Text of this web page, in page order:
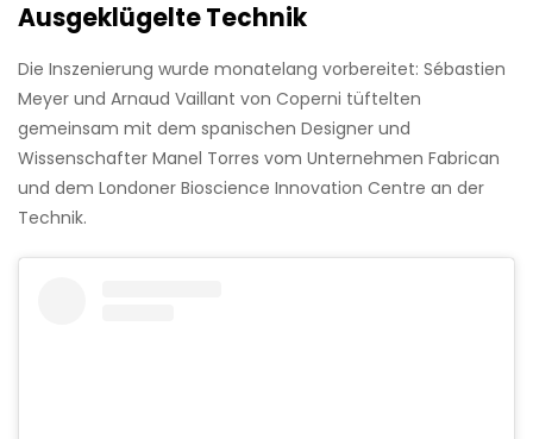
Ausgeklügelte Technik
Die Inszenierung wurde monatelang vorbereitet: Sébastien
Meyer und Arnaud Vaillant von Coperni tüftelten
gemeinsam mit dem spanischen Designer und
Wissenschafter Manel Torres vom Unternehmen Fabrican
und dem Londoner Bioscience Innovation Centre an der
Technik.